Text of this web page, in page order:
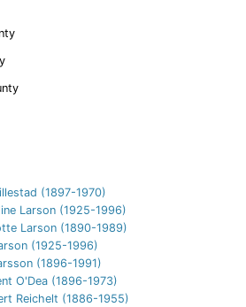
(1897-1970)
Larson (1925-1996)
Larson (1890-1989)
(1925-1996)
(1896-1991)
O'Dea (1896-1973)
Reichelt (1886-1955)